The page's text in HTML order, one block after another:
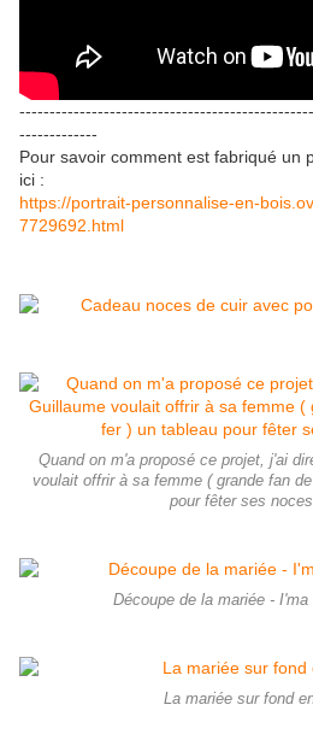
-------------
Pour savoir comment est fabriqué un
ici :
https://portrait-personnalise-en-
7729692.html
Quand on m'a proposé ce projet, j'ai
voulait offrir à sa femme ( grande fan
pour fêter ses
Découpe de la mariée -
La mariée sur fond